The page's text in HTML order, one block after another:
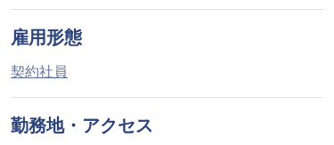
雇用形態
契約社員
勤務地・アクセス